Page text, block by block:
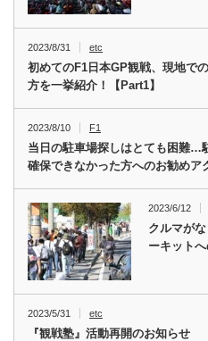
2023/8/31 etc
初めてのF1日本GP観戦、現地で
方を一挙紹介！【Part1】
2023/8/10 F1
当日の駐車場探しはとても困難…
確保できなかった方へのお勧めア
2023/6/12
クルマが
ーキット
2023/5/31 etc
『観戦塾』活動再開のお知らせ